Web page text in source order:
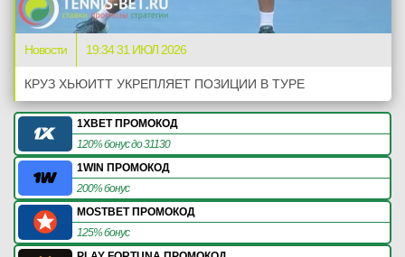
Новости 19:34 31 ИЮЛ 2026
КРУЗ ХЬЮИТТ УКРЕПЛЯЕТ ПОЗИЦИИ В ТУРЕ
1XBET ПРОМОКОД
120% бонус до 31130
1WIN ПРОМОКОД
200% бонус
MOSTBET ПРОМОКОД
125% бонус